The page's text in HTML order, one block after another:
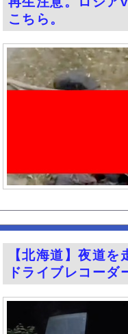
日産e-power、無給油で1980km
混浴露天風呂の女性客見て甥っ
結婚式の二次会で知り合った娘達
【朗報】大人気漫画「GANTZ」
中国「大洪水！」中国ダム「決
韓国国会、サッカー前代表監督
日本旅行キャンセルすべきか…1
うちのネコが目の前にいた。私
【画像】スレンダー美脚、とん
【画像】日本人の気色悪さ、た
【有能】政府「トラックはサー
【画像】キス釣りするんや
【動画】クソガキロケット、怖
富士登山ツアー中に64歳男性死
ハムスターの日
【医師解説】飲酒後の「締めの
こちら。
【北海道】夜道
ドライブレコーダ